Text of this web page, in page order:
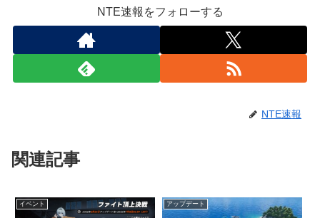
NTE速報をフォローする
NTE速報
関連記事
イベント アップデート